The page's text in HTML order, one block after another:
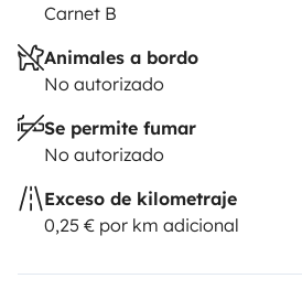
Carnet B
Animales a bordo
No autorizado
Se permite fumar
No autorizado
Exceso de kilometraje
0,25 € por km adicional